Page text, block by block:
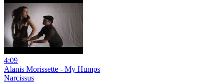
4:09
Alanis Morissette - My Humps
Narcissus